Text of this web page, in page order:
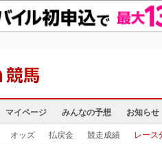
マイページ みんなの予想 お知らせ
オッズ 払戻金 競走成績 レース